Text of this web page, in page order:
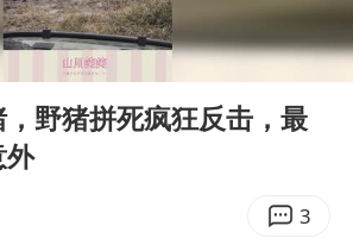
美股存储板块集体大跌
日本试射“战斧”导弹，国防部回应
00:11
野猪拼死疯狂反击，最
外
3